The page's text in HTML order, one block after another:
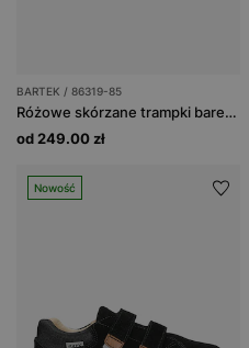
BARTEK / 86319-85
Różowe skórzane trampki barefoot dla dziewczynki
od 249.00 zł
Nowość